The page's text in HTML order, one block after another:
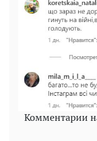
Комментарии